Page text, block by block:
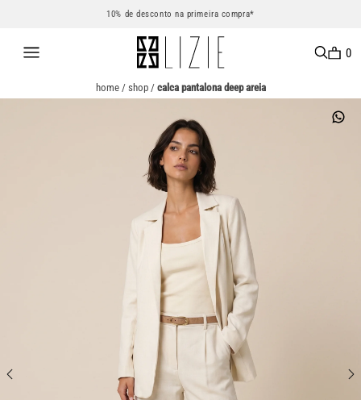
10% de desconto na primeira compra*
0
home/ shop/ calca pantalona deep areia